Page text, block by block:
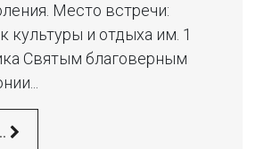
Место встречи:
культуры и отдыха им. 1
Святым благоверным